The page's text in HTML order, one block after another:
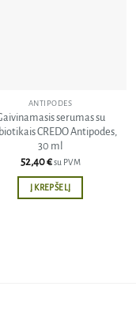
ANTIPODES
serumas su
CREDO Antipodes,
30 ml
52,40€ su PVM
Į KREPŠELĮ